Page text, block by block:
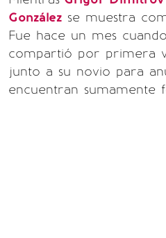
González se muestra
Fue hace un mes
compartió por primera
junto a su novio para
encuentran sumamente